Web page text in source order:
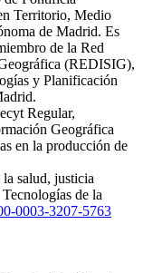
Territorio, Medio
de Madrid. Es
de la Red
(REDISIG),
y Planificación
Regular,
Geográfica
en la producción de
salud, justicia
de la
0003-3207-5763